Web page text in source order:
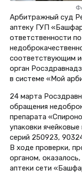
Арбитражный суд
аптеку ГУП
ответственности
соответствующим
орган
в системе «Мой
24 марта
обращения
препарата
упаковки
серий 250923,
В ходе проверки,
органом,
аптеки сети